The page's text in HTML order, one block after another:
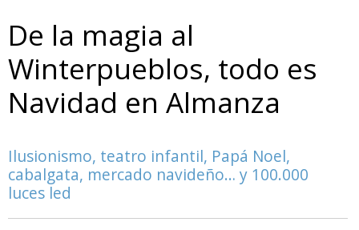
De la magia al
Winterpueblos, todo es
Navidad en Almanza
Ilusionismo, teatro infantil, Papá Noel,
cabalgata, mercado navideño… y 100.000
luces led